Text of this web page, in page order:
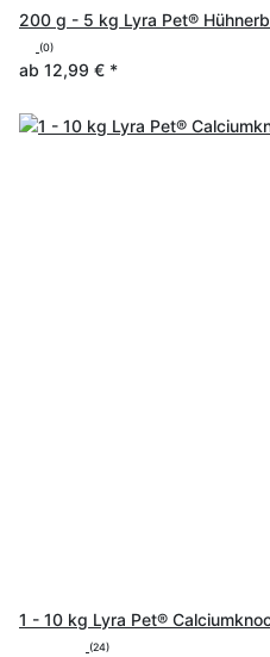
200 g - 5 kg Lyra Pet®
(0)
ab 12,99 € *
1 - 10 kg Lyra Pet®
(24)